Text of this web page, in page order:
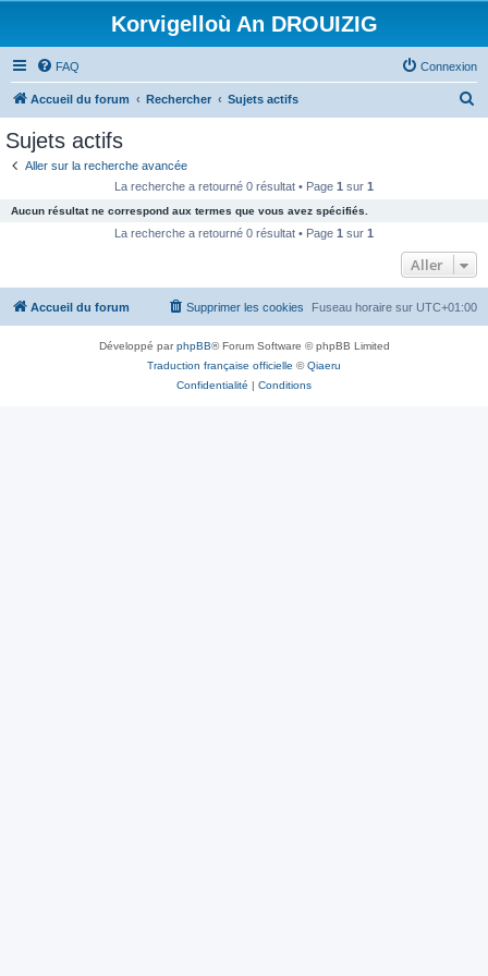
Korvigelloù An DROUIZIG
FAQ Connexion
Accueil du forum Rechercher Sujets actifs
c
e
Sujets actifs
Aller sur la recherche avancée
La recherche a retourné 0 résultat • Page 1 sur 1
Aucun résultat ne correspond aux termes que vous avez spécifiés.
La recherche a retourné 0 résultat • Page 1 sur 1
Aller
Accueil du forum Fuseau horaire sur UTC+01:00
Supprimer les cookies
Développé parphpBB® Forum Software © phpBB Limited
Traduction française officielle ©Qiaeru
Confidentialité | Conditions